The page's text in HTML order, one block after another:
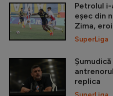
Petrolul
eșec din
Zima,
SuperLiga
replica